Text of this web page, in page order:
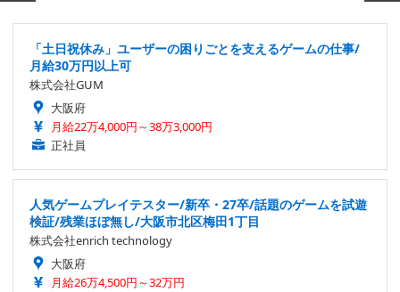
「土日祝休み」ユーザーの困りごとを支えるゲームの仕事/
月給30万円以上可
株式会社GUM
大阪府
月給22万4,000円～38万3,000円
正社員
人気ゲームプレイテスター/新卒・27卒/話題のゲームを試遊
検証/残業ほぼ無し/大阪市北区梅田1丁目
株式会社enrich technology
大阪府
月給26万4,500円～32万円